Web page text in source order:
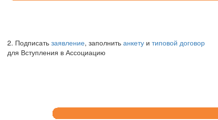
2. Подписать заявление, заполнить анкету и типовой договор
для Вступления в Ассоциацию